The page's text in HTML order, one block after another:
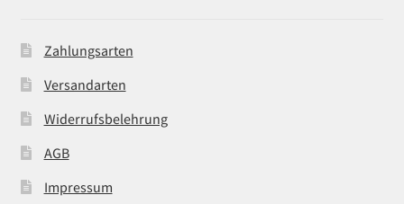
Zahlungsarten
Versandarten
Widerrufsbelehrung
AGB
Impressum